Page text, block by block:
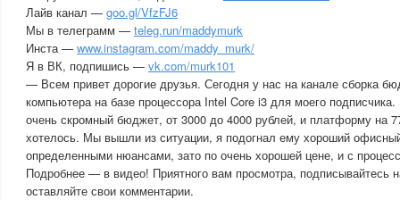
Лайв канал — goo.gl/VfzFJ6
Мы в телеграмм — teleg.run/maddymurk
Инста — www.instagram.com/maddy_murk/
Я в ВК, подпишись — vk.com/murk101
— Всем привет дорогие друзья. Сегодня у нас на канале сборка
компьютера на базе процессора Intel Core i3 для моего
очень скромный бюджет, от 3000 до 4000 рублей, и платформу на
хотелось. Мы вышли из ситуации, я подогнал ему хороший
определенными нюансами, зато по очень хорошей цене, и с
Подробнее — в видео! Приятного вам просмотра, подписывайтесь
оставляйте свои комментарии.